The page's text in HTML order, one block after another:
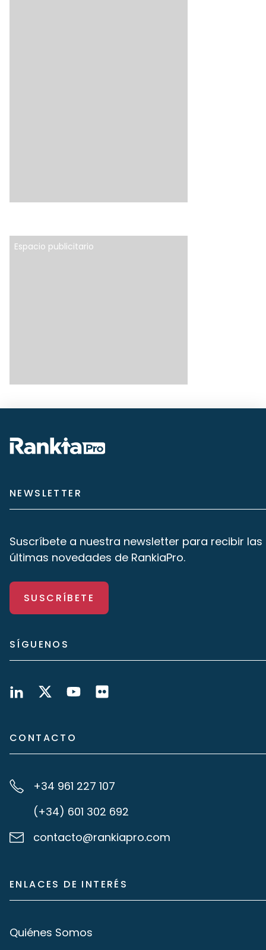
Espacio publicitario
NEWSLETTER
Suscríbete a nuestra newsletter para recibir las
últimas novedades de RankiaPro.
SUSCRÍBETE
SÍGUENOS
CONTACTO
+34 961 227 107
(+34) 601 302 692
contacto@rankiapro.com
ENLACES DE INTERÉS
Quiénes Somos